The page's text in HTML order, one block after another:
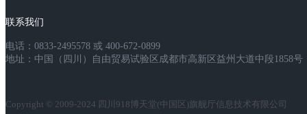
联系我们
电话：0833-2495578 或 400-672-0899
地址：中国（四川）自由贸易试验区成都市高新区益州大道中段1858号
Copyright © 2009-2024 四川918博天堂(中国区)旗舰厅信息技术有限公司